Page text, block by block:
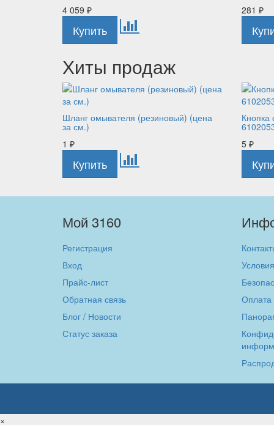
4 059 ₽
281 ₽
Хиты продаж
Шланг омывателя (резиновый) (цена
за см.)
1 ₽
Кнопка
5 ₽
Мой 3160
Регистрация
Вход
Прайс-лист
Обратная связь
Блог / Новости
Статус заказа
Оплата
×